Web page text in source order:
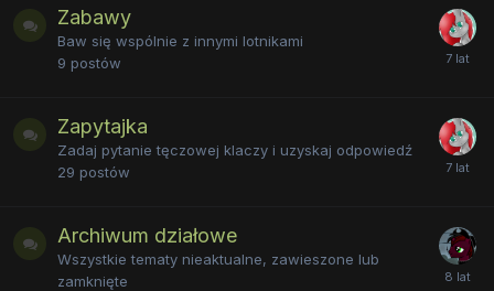
Zabawy
Baw się wspólnie z innymi lotnikami
9 postów
Zapytajka
Zadaj pytanie tęczowej klaczy i uzyskaj odpowiedź
29 postów
Archiwum działowe
Wszystkie tematy nieaktualne, zawieszone lub
zamknięte